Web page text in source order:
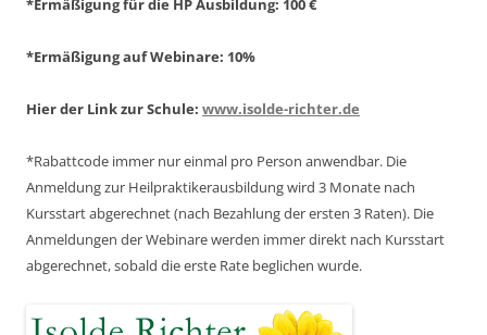
*Ermäßigung für die HP Ausbildung: 100 €
*Ermäßigung auf Webinare: 10%
Hier der Link zur Schule: www.isolde-richter.de
*Rabattcode immer nur einmal pro Person anwendbar. Die
Anmeldung zur Heilpraktikerausbildung wird 3 Monate nach
Kursstart abgerechnet(nach Bezahlung der ersten 3 Raten). Die
Anmeldungen der Webinare werden immer direkt nach Kursstart
abgerechnet,sobald die erste Rate beglichen wurde.